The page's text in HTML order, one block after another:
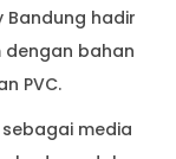
Bandung hadir
dengan bahan
PVC.
media